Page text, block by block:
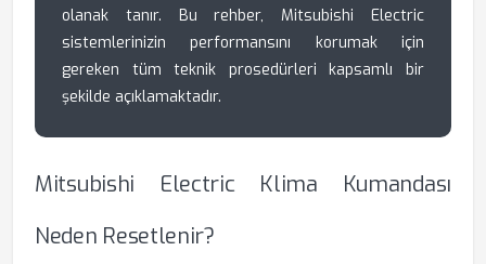
olanak tanır. Bu rehber, Mitsubishi Electric
sistemlerinizin performansını korumak için
gereken tüm teknik prosedürleri kapsamlı bir
şekilde açıklamaktadır.
Mitsubishi Electric Klima Kumandası
Neden Resetlenir?